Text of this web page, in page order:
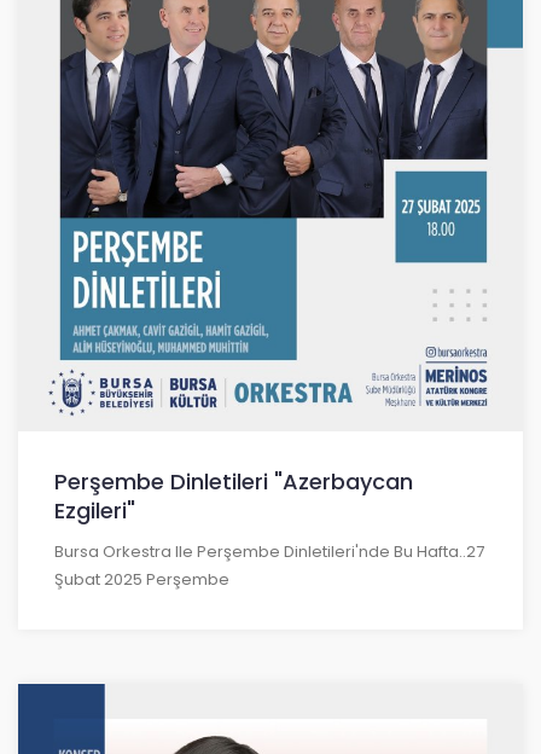
Perşembe Dinletileri "Azerbaycan
Ezgileri"
Bursa Orkestra Ile Perşembe Dinletileri'nde Bu Hafta..27
Şubat 2025 Perşembe